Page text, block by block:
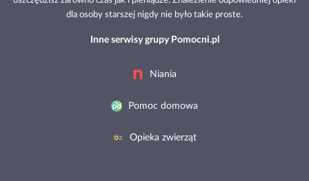
dla osoby starszej nigdy nie było takie proste.
Inne serwisy grupy Pomocni.pl
Niania
Pomoc domowa
Opieka zwierząt